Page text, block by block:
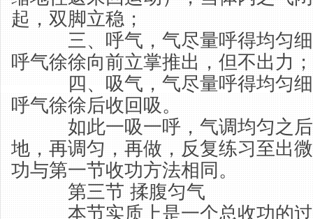
起，双脚立稳；
三、呼气，气尽量呼得均匀细
呼气徐徐向前立掌推出，但不出力；
四、吸气，气尽量呼得均匀细
呼气徐徐后收回吸。
如此一吸一呼，气调均匀之后
地，再调匀，再做，反复练习至出
功与第一节收功方法相同。
第三节 揉腹匀气
本节实质上是一个总收功的过